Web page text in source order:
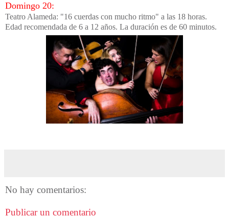
Domingo 20:
Teatro Alameda: "16 cuerdas con mucho ritmo" a las 18 horas.
Edad recomendada de 6 a 12 años. La duración es de 60 minutos.
No hay comentarios:
Publicar un comentario